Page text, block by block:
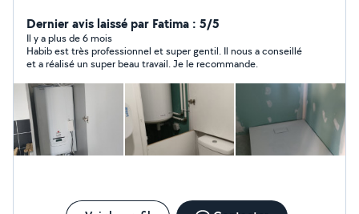
Dernier avis laissé par Fatima : 5/5
Il y a plus de 6 mois
Habib est très professionnel et super gentil. Il nous a conseillé
et a réalisé un super beau travail. Je le recommande.